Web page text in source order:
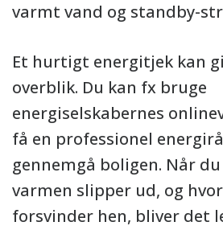
varmt vand og standby-
Et hurtigt energitjek kan
overblik. Du kan fx bruge
energiselskabernes
få en professionel
gennemgå boligen. Når
varmen slipper ud, og
forsvinder hen, bliver det